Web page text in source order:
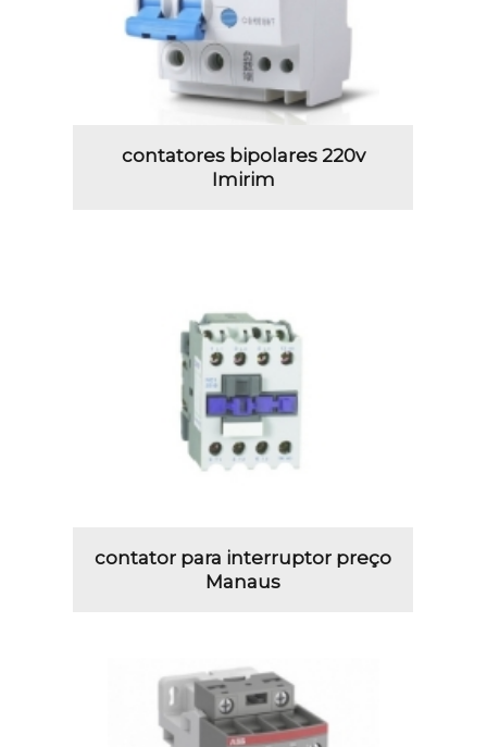
contatores bipolares 220v
Imirim
contator para interruptor preço
Manaus